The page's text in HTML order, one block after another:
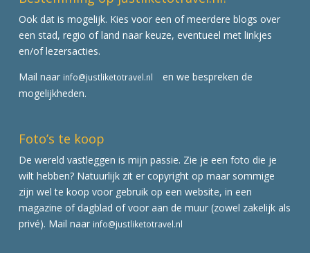
Ook dat is mogelijk. Kies voor een of meerdere blogs over
een stad, regio of land naar keuze, eventueel met linkjes
en/of lezersacties.
Mail naar info@justliketotravel.nl
en we bespreken de
mogelijkheden.
Foto’s te koop
De wereld vastleggen is mijn passie. Zie je een foto die je
wilt hebben? Natuurlijk zit er copyright op maar sommige
zijn wel te koop voor gebruik op een website, in een
magazine of dagblad of voor aan de muur (zowel zakelijk als
privé). Mail naar info@justliketotravel.nl